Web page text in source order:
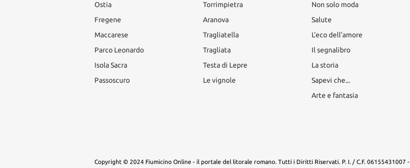
Ostia
Fregene
Maccarese
Parco Leonardo
Isola Sacra
Passoscuro
Torrimpietra
Aranova
Tragliatella
Tragliata
Testa di Lepre
Le vignole
Non solo moda
Salute
L’eco dell’amore
Il segnalibro
La storia
Sapevi che...
Arte e fantasia
Copyright © 2024 Fiumicino Online - il portale del litorale romano. Tutti i Diritti Riservati. P. I. / C.F. 06155431007 -